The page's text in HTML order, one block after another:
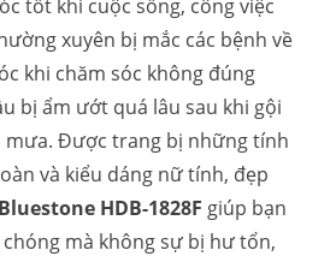
tốt khi cuộc sống, công việc
xuyên bị mắc các bệnh về
khi chăm sóc không đúng
bị ẩm ướt quá lâu sau khi gội
mưa. Được trang bị những tính
và kiểu dáng nữ tính, đẹp
HDB-1828F giúp bạn
mà không sự bị hư tổn,